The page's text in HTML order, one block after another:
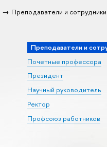
Преподаватели и сотрудники
Преподаватели и
Почетные профессора
Президент
Научный руководитель
Ректор
Профсоюз работников